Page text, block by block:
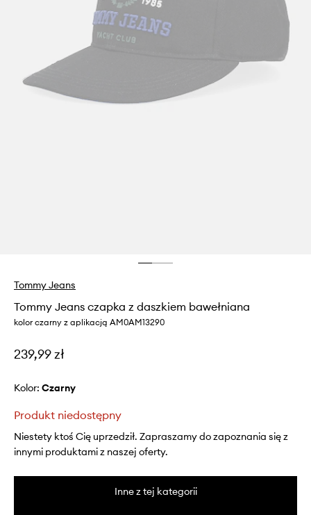
Tommy Jeans
Tommy Jeans czapka z daszkiem bawełniana
kolor czarny z aplikacją AM0AM13290
239,99 zł
Kolor: czarny
Produkt niedostępny
Niestety ktoś Cię uprzedził. Zapraszamy do zapoznania się z
innymi produktami z naszej oferty.
Inne z tej kategorii